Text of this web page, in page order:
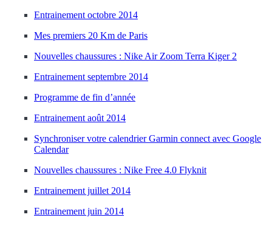
Entrainement octobre 2014
Mes premiers 20 Km de Paris
Nouvelles chaussures : Nike Air Zoom Terra Kiger 2
Entrainement septembre 2014
Programme de fin d’année
Entrainement août 2014
Synchroniser votre calendrier Garmin connect avec Google
Calendar
Nouvelles chaussures : Nike Free 4.0 Flyknit
Entrainement juillet 2014
Entrainement juin 2014